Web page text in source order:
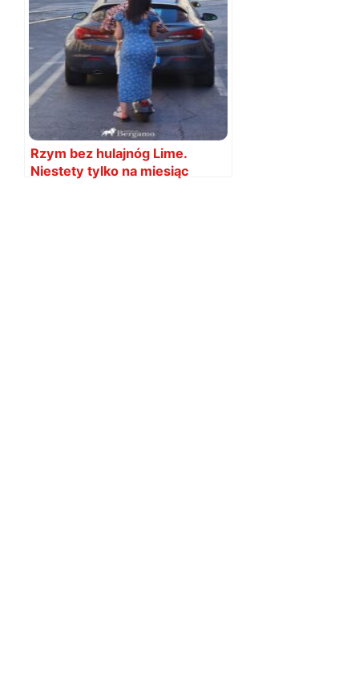
Rzym bez hulajnóg Lime.
Niestety tylko na miesiąc